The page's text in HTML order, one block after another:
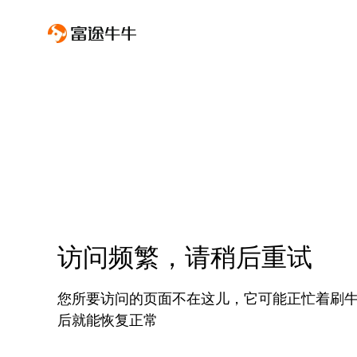
访问频繁，请稍后重试
您所要访问的页面不在这儿，它可能正忙着刷
后就能恢复正常